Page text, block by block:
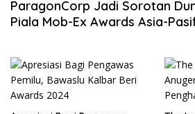
ParagonCorp Jadi Sorotan
Piala Mob-Ex Awards Asia-